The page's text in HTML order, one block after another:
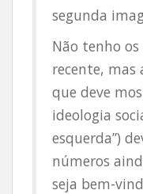
segunda
Não tenho
recente, mas
que deve
ideologia
esquerda”)
números
seja bem-